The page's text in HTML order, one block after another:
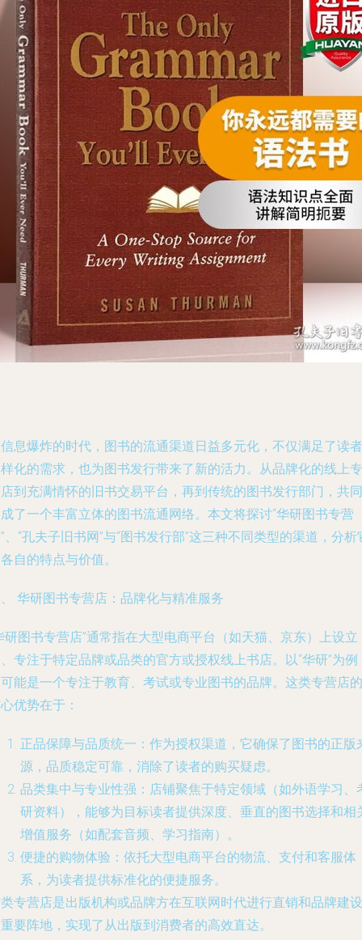
息爆炸的时代，图书的流通渠道日益多元化，不仅满足了读者
化的需求，也为图书发行带来了新的活力。从品牌化的线上专
到充满情怀的旧书交易平台，再到传统的图书发行部门，共同
了一个丰富立体的图书流通网络。本文将探讨“华研图书专营
、“孔夫子旧书网”与“图书发行部”这三种不同类型的渠道，分析
自的特点与价值。
华研图书专营店：品牌化与精准服务
研图书专营店”通常指在大型电商平台（如天猫、京东）上设立
专注于特定品牌或品类的官方或授权线上书店。以“华研”为例
能是一个专注于教育、考试或专业图书的品牌。这类专营店的
优势在于：
正品保障与品质统一 ：作为授权渠道，它确保了图书的正版
源，品质稳定可靠，消除了读者的购买疑虑。
品类集中与专业性强 ：店铺聚焦于特定领域（如外语学习、
研资料），能够为目标读者提供深度、垂直的图书选择和相
增值服务（如配套音频、学习指南）。
便捷的购物体验 ：依托大型电商平台的物流、支付和客服体
系，为读者提供标准化的便捷服务。
专营店是出版机构或品牌方在互联网时代进行直销和品牌建设
要阵地，实现了从出版到消费者的高效直达。